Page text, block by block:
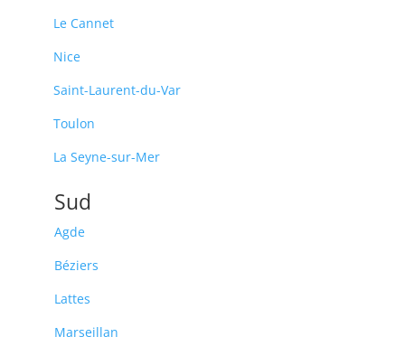
Le Cannet
Nice
Saint-Laurent-du-Var
Toulon
La Seyne-sur-Mer
Sud
Agde
Béziers
Lattes
Marseillan